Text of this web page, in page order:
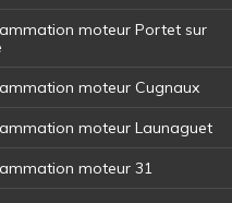
moteur Portet sur
moteur Cugnaux
moteur Launaguet
moteur 31